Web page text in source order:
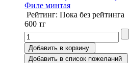
Филе минтая
Рейтинг: Пока без рейтинга
600 тг
Добавить в корзину
Добавить в список пожеланий